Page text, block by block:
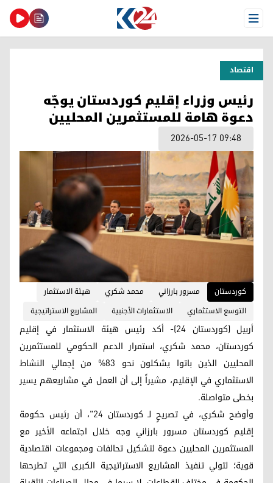
Open Menu
اقتصاد
رئيس وزراء إقليم كوردستان يوجّه
دعوة هامة للمستثمرين المحليين
2026-05-17 09:48
کوردستان مسرور بارزاني محمد شكري
هيئة الاستثمار
التوسع الاستثماري
الاستثمارات الأجنبية المشاريع الاستراتيجية
أربيل (كوردستان 24)- أكد رئيس هيئة الاستثمار في إقليم
كوردستان، محمد شكري، استمرار الدعم الحكومي للمستثمرين
المحليين الذين باتوا يشكلون نحو 83% من إجمالي النشاط
الاستثماري في الإقليم، مشيراً إلى أن العمل في مشاريعهم يسير
بخطى متواصلة.
وأوضح شكري، في تصريحٍ لـ كوردستان 24"، أن رئيس حكومة
إقليم كوردستان مسرور بارزاني وجه خلال اجتماعه الأخير مع
المستثمرين المحليين دعوة لتشكيل تحالفات ومجموعات اقتصادية
قوية؛ لتولي تنفيذ المشاريع الاستراتيجية الكبرى التي تطرحها